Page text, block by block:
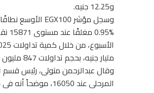
و12.25 جنيه.
مليار جنيه، بحجم تداولات 847 مليون سهم منفذة على 96 ألف عملية خلال الأسبوع الماضى.
وقال عبدالرحمن متولى، رئيس
المرحلى عند